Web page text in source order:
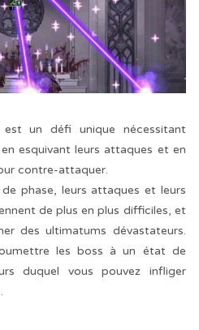
un défi unique nécessitant
esquivant leurs attaques et en
contre-attaquer.
phase, leurs attaques et leurs
de plus en plus difficiles, et
des ultimatums dévastateurs.
les boss à un état de
duquel vous pouvez infliger